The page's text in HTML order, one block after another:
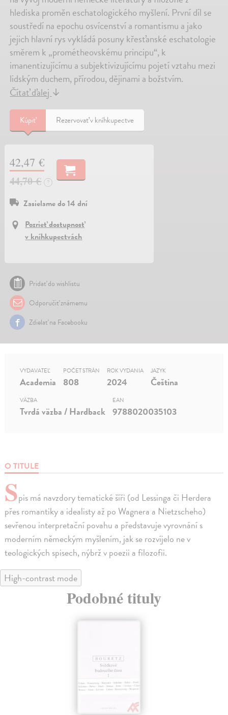
hlediska proměn eschatologického myšlení. První díl se
soustředí na epochu osvícenství a romantismu a jako
jejich hlavní rys vykládá posuny křesťanské eschatologie
směrem k „prométheovskému principu“, k
imanentizujícímu a subjektivizujícímu pojetí vztahu mezi
lidským duchem, přírodou, dějinami a božstvím.
Čítať ďalej↓
Kúpiť Rezervovať v kníhkupectve
42,47 €
44,70 €
?
Zasielame do 14 dní
Pozrieť dostupnosť
v kníhkupectvách
Pridať do wishlistu
Odporučiť známemu
Zdielať na Facebooku
O TITULE
Spis má navzdory tematické šíři (od Lessinga či Herdera
přes romantiky a idealisty až po Wagnera a Nietzscheho)
sevřenou interpretační povahu a představuje vyrovnání s
moderním německým myšlením, jak se rozvíjelo ne v
teologických spisech, nýbrž v poezii a filozofii.
VYDAVATEĽ
Academia
POČET STRÁN
808
ROK VYDANIA
2024
JAZYK
Čeština
VÄZBA
Tvrdá väzba / Hardback
EAN
9788020035103
High-contrast mode
Podobné tituly